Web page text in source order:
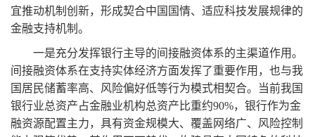
宜推动机制创新，形成契合中国国情、适应科技发展规律的
金融支持机制。
一是充分发挥银行主导的间接融资体系的主渠道作用。
间接融资体系在支持实体经济方面发挥了重要作用，也与我
国居民储蓄率高、风险偏好低等行为模式相契合。当前我国
银行业总资产占金融业机构总资产比重约90%，银行作为金
融资源配置主力，具有资金规模大、覆盖网络广、风险控制